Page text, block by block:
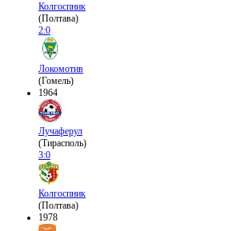
Колгоспник
(Полтава)
2:0
Локомотив
(Гомель)
1964
Лучаферул
(Тирасполь)
3:0
Колгоспник
(Полтава)
1978